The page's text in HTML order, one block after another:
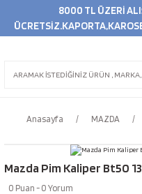
8000 TL ÜZERİ
Anasayfa MAZDA
Mazda Pim Kaliper Bt50
0 Puan - 0 Yorum